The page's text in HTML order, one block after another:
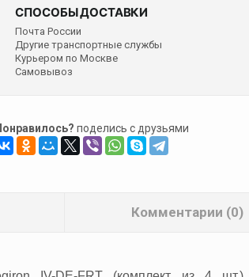
СПОСОБЫ ДОСТАВКИ
Почта России
Другие транспортные службы
Курьером по Москве
Самовывоз
поделись с друзьями
Комментарии (0)